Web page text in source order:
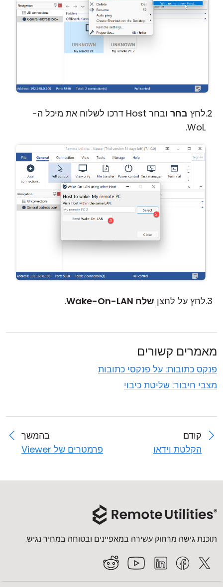
לחץ בחר
ובחר Host דרכו לשלוח את מיכל ה-
WoL.
לחץ על לחצן שלח Wake-On-LAN .
מאמרים קשורים
פנקס כתובות: על פנקסי כתובות
מצבי חיבור: שליטת כיבוי
קודם
הקלטת וידאו
בהמשך
פרמטרים של Viewer
תוכנת גישה מרחוק עשירה במאפיינים ובטוחה במחיר נגיש.